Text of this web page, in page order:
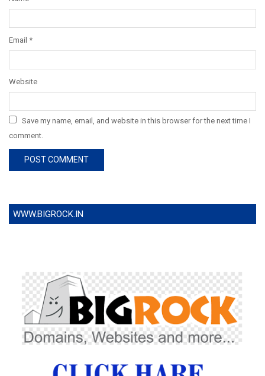
Email *
Website
Save my name, email, and website in this browser for the next time I
comment.
WWW.BIGROCK.IN